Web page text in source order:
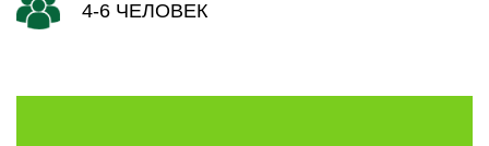
4-6 ЧЕЛОВЕК